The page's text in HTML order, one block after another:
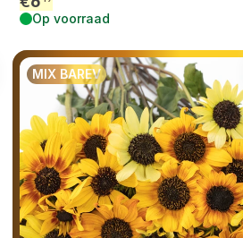
Op voorraad
MIX BAREV